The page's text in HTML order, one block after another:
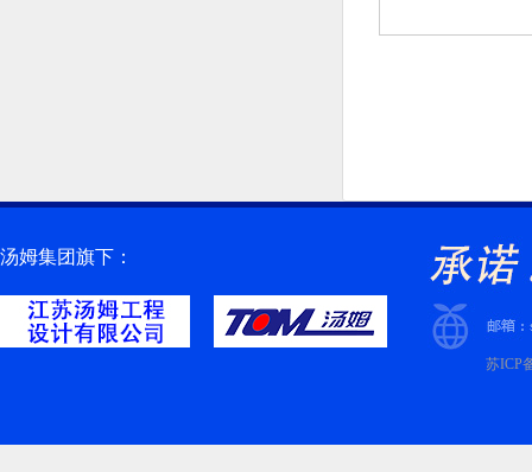
汤姆集团旗下：
苏ICP